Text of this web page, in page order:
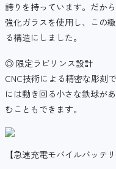
誇りを持っています。だか
強化ガラスを使用し、この
る構造にしました。
◎ 限定ラビリンス設計
CNC技術による精密な彫刻
には動き回る小さな鉄球が
むこともできます。
【急速充電モバイルバッテリ